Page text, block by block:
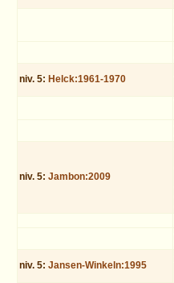
niv. 5: Helck:1961-1970
niv. 5:Jambon:2009
niv. 5:Jansen-Winkeln:1995